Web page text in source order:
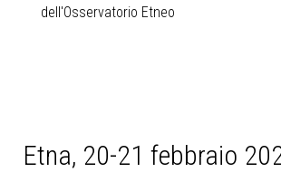
dell'Osservatorio Etneo
Etna, 20-21 febbraio